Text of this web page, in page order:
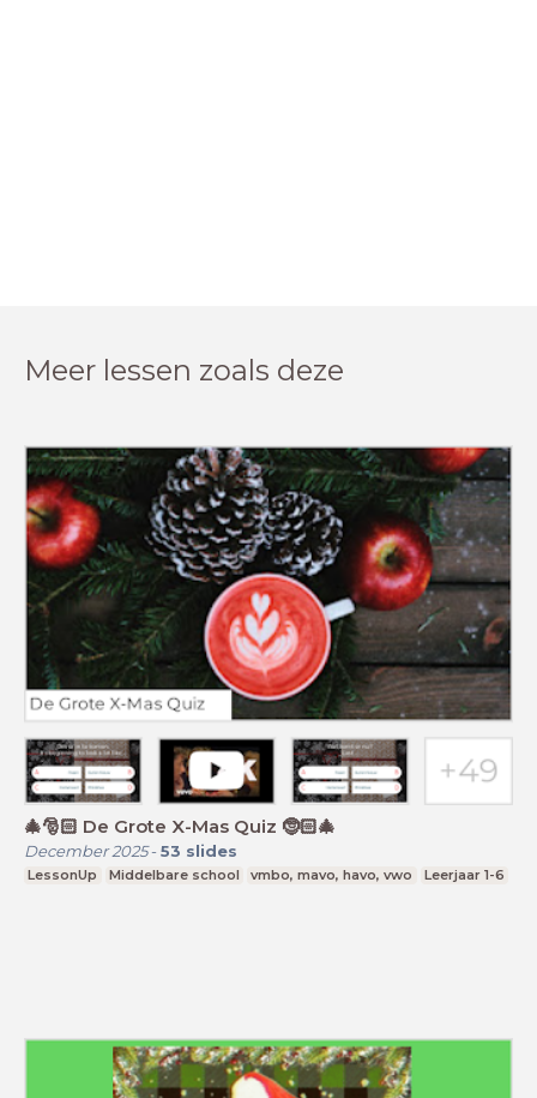
Meer lessen zoals deze
🎄🎅🏻 De Grote X-Mas Quiz 🤶🏻🎄
December 2025- 53 slides
LessonUp Middelbare school vmbo, mavo, havo, vwo Leerjaar 1-6